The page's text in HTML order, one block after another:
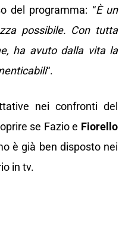
del programma: “È un
possibile. Con tutta
ha avuto dalla vita la
“.
nei confronti del
se Fazio e Fiorello
è già ben disposto nei
in tv.